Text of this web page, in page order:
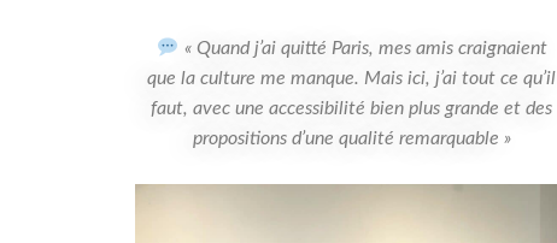
« Quand j’ai quitté Paris, mes amis craignaient
que la culture me manque. Mais ici, j’ai tout ce qu’il
faut, avec une accessibilité bien plus grande et des
propositions d’une qualité remarquable »